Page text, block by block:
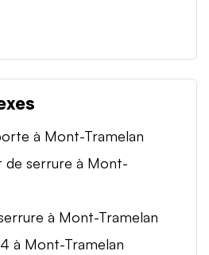
à Mont-Tramelan
de serrure à Mont-
à Mont-Tramelan
à Mont-Tramelan